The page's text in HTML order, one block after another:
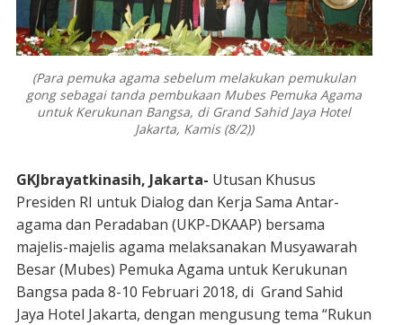
(Para pemuka agama sebelum melakukan pemukulan
gong sebagai tanda pembukaan Mubes Pemuka Agama
untuk Kerukunan Bangsa, di Grand Sahid Jaya Hotel
Jakarta, Kamis (8/2))
GKJbrayatkinasih, Jakarta- Utusan Khusus
Presiden RI untuk Dialog dan Kerja Sama Antar-
agama dan Peradaban (UKP-DKAAP) bersama
majelis-majelis agama melaksanakan Musyawarah
Besar (Mubes) Pemuka Agama untuk Kerukunan
Bangsa pada 8-10 Februari 2018, di Grand Sahid
Jaya Hotel Jakarta, dengan mengusung tema “Rukun